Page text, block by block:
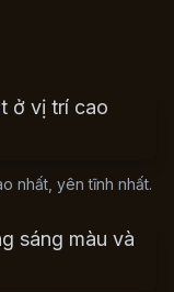
nhất, yên tĩnh nhất.